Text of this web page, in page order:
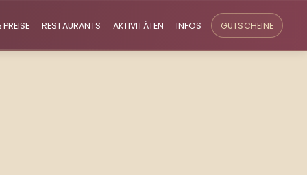
RESTAURANTS AKTIVITÄTEN INFOS GUTSCHEINE